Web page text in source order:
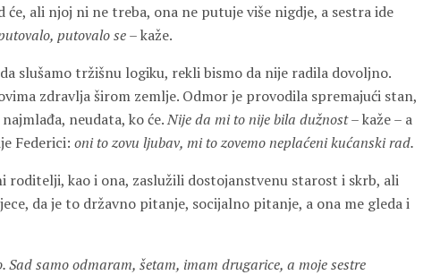
će, ali njoj ni ne treba, ona ne putuje više nigdje, a sestra ide
putovalo se– kaže.
slušamo tržišnu logiku, rekli bismo da nije radila dovoljno.
zdravlja širom zemlje. Odmor je provodila spremajući stan,
neudata, ko će.Nije da mi to nije bila dužnost– kaže – a
Federici: oni to zovu ljubav, mi to zovemo neplaćeni kućanski rad.
roditelji, kao i ona, zaslužili dostojanstvenu starost i skrb, ali
da je to državno pitanje, socijalno pitanje, a ona me gleda i
Sad samo odmaram, šetam, imam drugarice, a moje sestre